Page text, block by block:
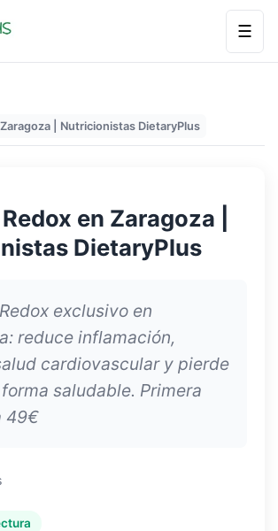
☰
| Nutricionistas DietaryPlus
en Zaragoza |
DietaryPlus
exclusivo en
reduce inflamación,
cardiovascular y pierde
saludable. Primera
49€